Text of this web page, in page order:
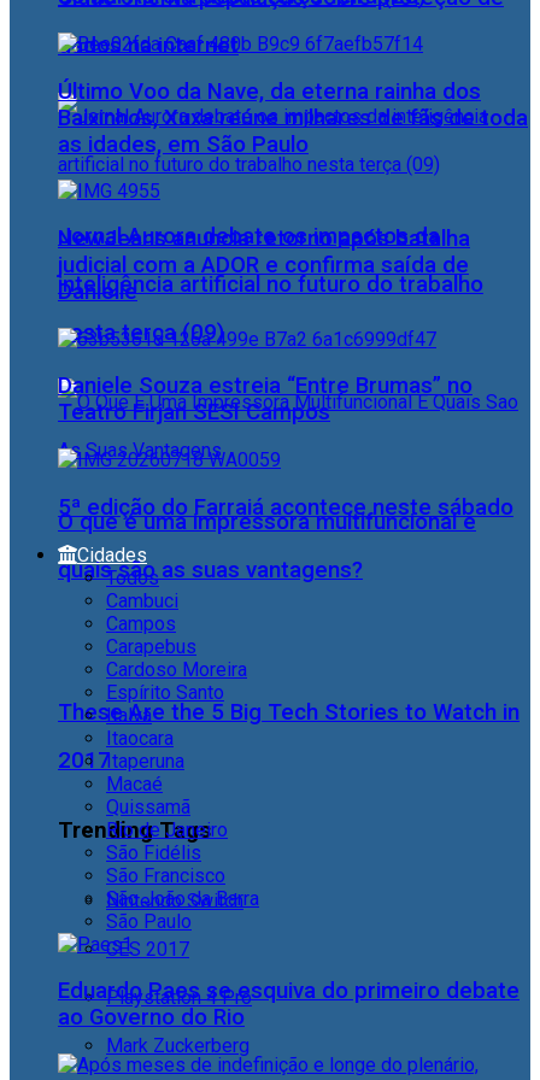
dados na internet
Jornal Aurora debate os impactos da
inteligência artificial no futuro do trabalho
nesta terça (09)
O que é uma impressora multifuncional e
quais são as suas vantagens?
These Are the 5 Big Tech Stories to Watch in
2017
Trending Tags
Nintendo Switch
CES 2017
Playstation 4 Pro
Mark Zuckerberg
Último Voo da Nave, da eterna rainha dos
Baixinhos, Xuxa reúne milhares de fãs de toda
as idades, em São Paulo
NewJeans anuncia retorno após batalha
judicial com a ADOR e confirma saída de
Danielle
Daniele Souza estreia “Entre Brumas” no
Teatro Firjan SESI Campos
5ª edição do Farraiá acontece neste sábado
Cidades
Todos
Cambuci
Campos
Carapebus
Cardoso Moreira
Espírito Santo
Italva
Itaocara
Itaperuna
Macaé
Quissamã
Rio de Janeiro
São Fidélis
São Francisco
São João da Barra
São Paulo
Eduardo Paes se esquiva do primeiro debate
ao Governo do Rio